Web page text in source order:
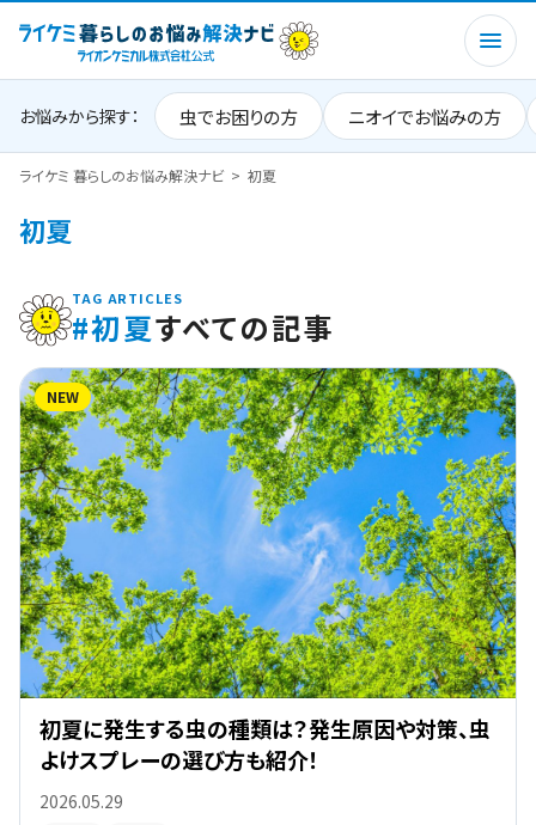
お悩みから探す： 虫でお困りの方 ニオイでお悩みの方
ライケミ 暮らしのお悩み解決ナビ 初夏
初夏
TAG ARTICLES
#初夏すべての記事
NEW
2026.05.29
初夏に発生する虫の種類は？発生原因や対策、虫
よけスプレーの選び方も紹介！